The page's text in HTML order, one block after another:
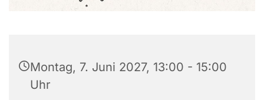
Montag, 7. Juni 2027, 13:00 - 15:00
Uhr